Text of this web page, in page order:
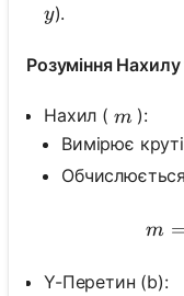
y
y).
Розуміння
Нахил ( m
m):
Вимірює
m
Y-Перетин (b):